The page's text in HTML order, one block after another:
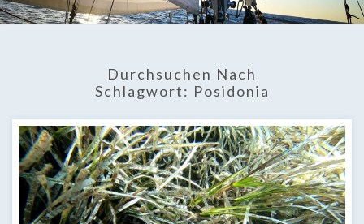
Durchsuchen Nach
Schlagwort: Posidonia